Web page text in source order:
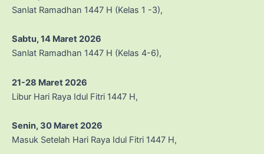
Sanlat Ramadhan 1447 H (Kelas 1 -3),
Sabtu, 14 Maret 2026
Sanlat Ramadhan 1447 H (Kelas 4-6),
21-28 Maret 2026
Libur Hari Raya Idul Fitri 1447 H,
Senin, 30 Maret 2026
Masuk Setelah Hari Raya Idul Fitri 1447 H,